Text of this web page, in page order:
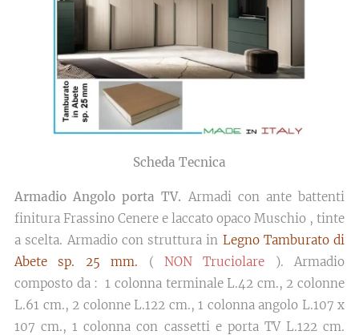
Scheda Tecnica
Armadio Angolo porta TV. Armadi con ante battenti
finitura Frassino Cenere e laccato opaco Muschio , tinte
a scelta. Armadio con struttura in Legno Tamburato di
Abete sp. 25 mm. ( NON Truciolare ). Armadio
composto da : 1 colonna terminale L.42 cm., 2 colonne
L.61 cm., 2 colonne L.122 cm., 1 colonna angolo L.107 x
107 cm., 1 colonna con cassetti e porta TV L.122 cm.